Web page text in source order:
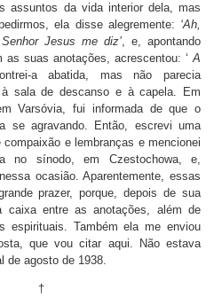
assuntos da vida interior dela, mas
ela disse alegremente: ‘Ah,
Jesus me diz’, e, apontando
suas anotações, acrescentou: ‘A
a abatida, mas não parecia
sala de descanso e à capela. Em
Varsóvia, fui informada de que o
se agravando. Então, escrevi uma
e lembranças e mencionei
no sínodo, em Czestochowa, e,
ocasião. Aparentemente, essas
prazer, porque, depois de sua
caixa entre as anotações, além de
espirituais. Também ela me enviou
que vou citar aqui. Não estava
de agosto de 1938.
†